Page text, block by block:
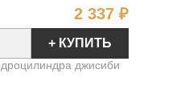
2 337 ₽Цена
+ КУПИТЬ
джисиби